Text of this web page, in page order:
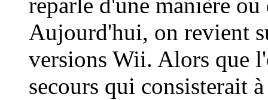
reparle d'une manière
Aujourd'hui, on revient
versions Wii. Alors que
secours qui consisterait